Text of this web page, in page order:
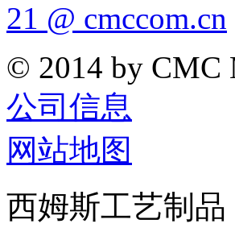
21 @ cmccom.cn
© 2014 by CMC
公司信息
网站地图
西姆斯工艺制